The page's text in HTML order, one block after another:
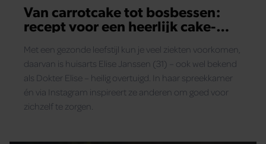
Van carrotcake tot bosbessen:
recept voor een heerlijk cake-
Met een gezonde leefstijl kun je veel ziekten voorkomen,
daarvan is huisarts Elise Janssen (31) – ook wel bekend
als Dokter Elise – heilig overtuigd. In haar spreekkamer
én via Instagram inspireert ze anderen om goed voor
zichzelf te zorgen.